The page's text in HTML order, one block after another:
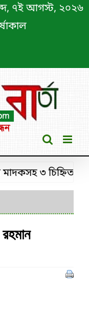
৭ই আগস্ট, ২০২৬
৩ চিহ্নিত মাদক